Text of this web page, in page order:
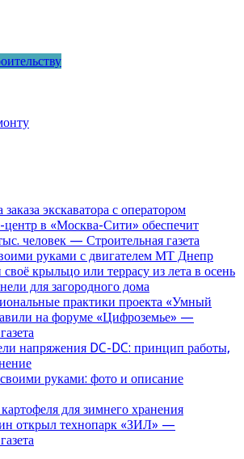
экскаватора с оператором
в «Москва-Сити» обеспечит
человек — Строительная газета
руками с двигателем МТ Днепр
крыльцо или террасу из лета в осень
для загородного дома
практики проекта «Умный
на форуме «Цифроземье» —
напряжения DC-DC: принцип работы,
руками: фото и описание
для зимнего хранения
открыл технопарк «ЗИЛ» —